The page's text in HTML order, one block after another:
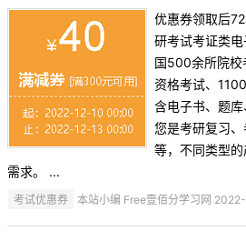
优惠券领取后
研考试考证类
国500余所院校
资格考试、
含电子书、题
您是考研复习
等，不同类型
需求。 ...
考试优惠券 本站小编 Free壹佰分学习网